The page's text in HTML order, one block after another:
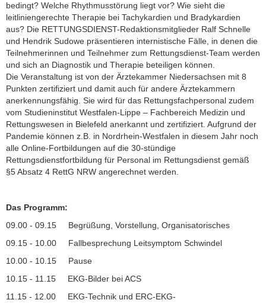
bedingt? Welche Rhythmusstörung liegt vor? Wie sieht die
leitliniengerechte Therapie bei Tachykardien und Bradykardien
aus? Die RETTUNGSDIENST-Redaktionsmitglieder Ralf Schnelle
und Hendrik Sudowe präsentieren internistische Fälle, in denen die
Teilnehmerinnen und Teilnehmer zum Rettungsdienst-Team werden
und sich an Diagnostik und Therapie beteiligen können.
Die Veranstaltung ist von der Ärztekammer Niedersachsen mit 8
Punkten zertifiziert und damit auch für andere Ärztekammern
anerkennungsfähig. Sie wird für das Rettungsfachpersonal zudem
vom Studieninstitut Westfalen-Lippe – Fachbereich Medizin und
Rettungswesen in Bielefeld anerkannt und zertifiziert. Aufgrund der
Pandemie können z.B. in Nordrhein-Westfalen in diesem Jahr noch
alle Online-Fortbildungen auf die 30-stündige
Rettungsdienstfortbildung für Personal im Rettungsdienst gemäß
§5 Absatz 4 RettG NRW angerechnet werden.
Das Programm:
09.00 - 09.15 Begrüßung, Vorstellung, Organisatorisches
09.15 - 10.00 Fallbesprechung Leitsymptom Schwindel
10.00 - 10.15 Pause
10.15 - 11.15 EKG-Bilder bei ACS
11.15 - 12.00 EKG-Technik und ERC-EKG-